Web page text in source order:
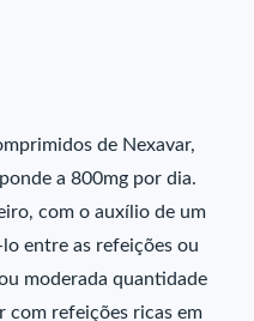
de Nexavar,
a 800mg por dia.
com o auxílio de um
entre as refeições ou
moderada quantidade
com refeições ricas em